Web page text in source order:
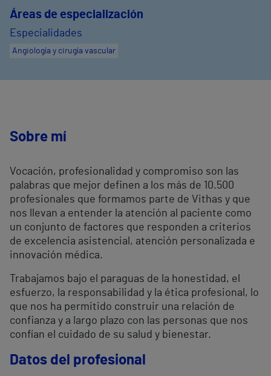
Áreas de especialización
Especialidades
Angiología y cirugía vascular
Sobre mí
Vocación, profesionalidad y compromiso son las
palabras que mejor definen a los más de 10.500
profesionales que formamos parte de Vithas y que
nos llevan a entender la atención al paciente como
un conjunto de factores que responden a criterios
de excelencia asistencial, atención personalizada e
innovación médica.
Trabajamos bajo el paraguas de la honestidad, el
esfuerzo, la responsabilidad y la ética profesional, lo
que nos ha permitido construir una relación de
confianza y a largo plazo con las personas que nos
confían el cuidado de su salud y bienestar.
Datos del profesional